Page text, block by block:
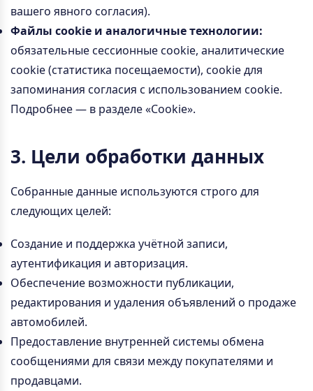
вашего явного согласия).
Файлы cookie и аналогичные технологии:
обязательные сессионные cookie, аналитические
cookie (статистика посещаемости), cookie для
запоминания согласия с использованием cookie.
Подробнее — в разделе «Cookie».
3. Цели обработки данных
Собранные данные используются строго для
следующих целей:
Создание и поддержка учётной записи,
аутентификация и авторизация.
Обеспечение возможности публикации,
редактирования и удаления объявлений о продаже
автомобилей.
Предоставление внутренней системы обмена
сообщениями для связи между покупателями и
продавцами.